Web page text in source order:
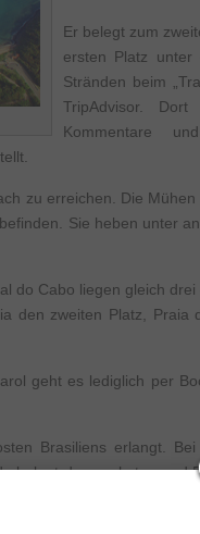
Er belegt zum
ersten Platz unter
Stränden beim
TripAdvisor. Dort
Kommentare
zu erreichen. Die
Sie heben unter
do Cabo liegen gleich
den zweiten Platz, Praia
geht es lediglich per
Brasiliens erlangt.
belegt den sechsten und
Landschaft